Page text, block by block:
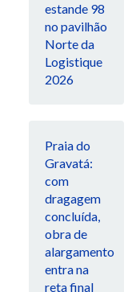
estande 98
no pavilhão
Norte da
Logistique
2026
Praia do
Gravatá:
com
dragagem
concluída,
obra de
alargamento
entra na
reta final